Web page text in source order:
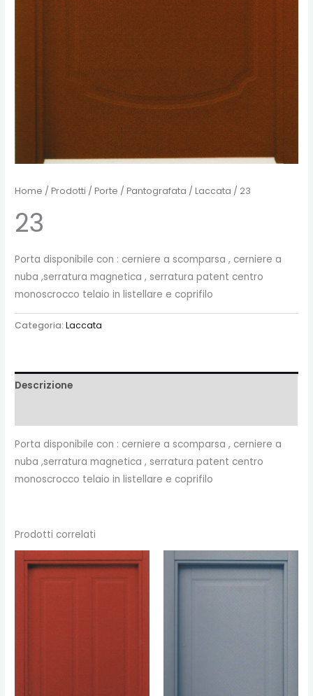
Home /Prodotti /Porte /Pantografata /Laccata / 23
23
Porta disponibile con : cerniere a scomparsa , cerniere a
nuba ,serratura magnetica , serratura patent centro
monoscrocco telaio in listellare e coprifilo
Categoria:Laccata
Descrizione
Porta disponibile con : cerniere a scomparsa , cerniere a
nuba ,serratura magnetica , serratura patent centro
monoscrocco telaio in listellare e coprifilo
Prodotti correlati